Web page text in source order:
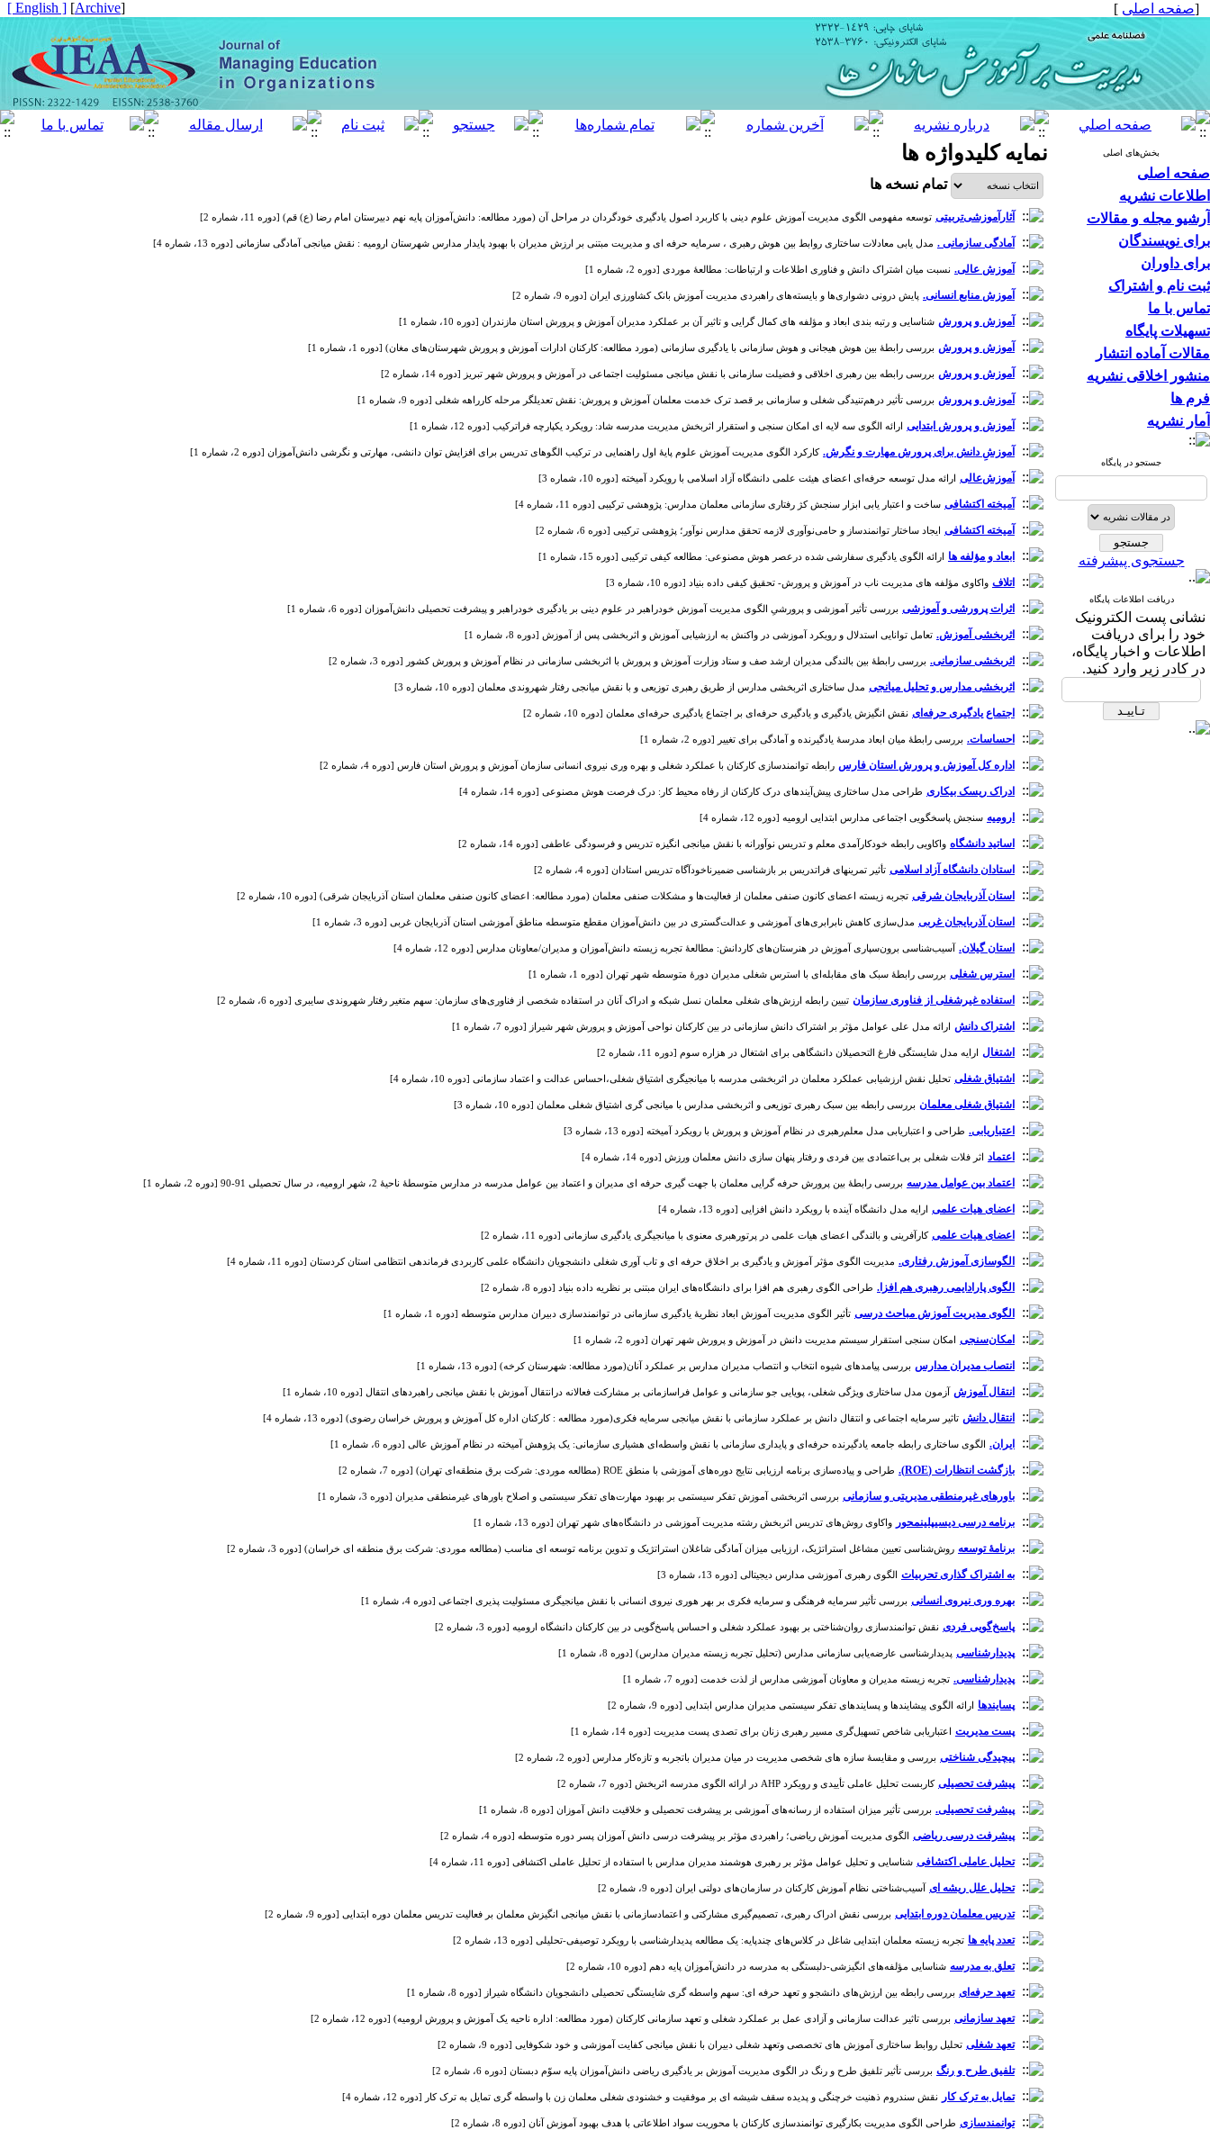
[صفحه اصلی ]
[
Archive
]
[ English ]
بخش‌های اصلی
صفحه اصلی
اطلاعات نشریه
آرشیو مجله و مقالات
برای نویسندگان
برای داوران
ثبت نام و اشتراک
تماس با ما
تسهیلات پایگاه
مقالات آماده انتشار
منشور اخلاقی نشریه
فرم ها
آمار نشریه
جستجو در پایگاه
جستجوی پیشرفته
دریافت اطلاعات پایگاه
نشانی پست الکترونیک
خود را برای دریافت
اطلاعات و اخبار پایگاه،
در کادر زیر وارد کنید.
نمایه کلیدواژه ها
تمام نسخه ها
آثارآموزشی‌تربیتی توسعه مفهومی الگوی مدیریت آموزش علوم دینی با کاربرد اصول یادگیری خودگردان در مراحل آن (مورد مطالعه: دانش‌آموزان پایه نهم دبیرستان امام رضا (ع) قم) [دوره 11، شماره 2]
آمادگی سازمانی . مدل یابی معادلات ساختاری روابط بین هوش رهبری ، سرمایه حرفه ای و مدیریت مبتنی بر ارزش مدیران با بهبود پایدار مدارس شهرستان ارومیه : نقش میانجی آمادگی سازمانی [دوره 13، شماره 4]
آموزش عالی. نسبت میان اشتراک دانش و فناوری اطلاعات و ارتباطات: مطالعۀ موردی [دوره 2، شماره 1]
آموزش منابع انسانی. پایش درونی دشواری‌ها و بایسته‌های راهبردی مدیریت آموزش بانک کشاورزی ایران [دوره 9، شماره 2]
آموزش و پرورش شناسایی و رتبه بندی ابعاد و مؤلفه های کمال گرایی و تاثیر آن بر عملکرد مدیران آموزش و پرورش استان مازندران [دوره 10، شماره 1]
آموزش و پرورش بررسی رابطۀ بین هوش هیجانی و هوش سازمانی با یادگیری سازمانی (مورد مطالعه: کارکنان ادارات آموزش و پرورش شهرستان‌های مغان) [دوره 1، شماره 1]
آموزش و پرورش بررسی رابطه بین رهبری اخلاقی و فضیلت سازمانی با نقش میانجی مسئولیت اجتماعی در آموزش و پرورش شهر تبریز [دوره 14، شماره 2]
آموزش و پرورش بررسی تأثیر درهم‌تنیدگی شغلی و سازمانی بر قصد ترک خدمت معلمان آموزش و پرورش: نقش تعدیلگر مرحله کارراهه شغلی [دوره 9، شماره 1]
آموزش و پرورش ابتدایی ارائه الگوی سه لایه ای امکان سنجی و استقرار اثربخش مدیریت مدرسه شاد: رویکرد یکپارچه فراترکیب [دوره 12، شماره 1]
آموزشِ‌ دانش برای پرورش مهارت و نگرش. کارکرد الگوی مدیریت آموزش علوم پایۀ اول راهنمایی در ترکیب الگوهای تدریس برای افزایش توان دانشی، مهارتی و نگرشی دانش‌آموزان [دوره 2، شماره 1]
آموزش‌عالی ارائه مدل توسعه حرفه‌ای اعضای هیئت علمی دانشگاه آزاد اسلامی با رویکرد آمیخته [دوره 10، شماره 3]
آمیخته اکتشافی ساخت و اعتبار یابی ابزار سنجش کژ رفتاری سازمانی معلمان مدارس: پژوهشی ترکیبی [دوره 11، شماره 4]
آمیخته اکتشافی ایجاد ساختار توانمندساز و حامی‌نوآوری لازمه تحقق مدارس نوآور؛ پژوهشی ترکیبی [دوره 6، شماره 2]
ابعاد و مؤلفه ها ارائه الگوی یادگیری سفارشی شده درعصر هوش مصنوعی: مطالعه کیفی ترکیبی [دوره 15، شماره 1]
اتلاف واکاوی مؤلفه های مدیریت ناب در آموزش و پرورش- تحقیق کیفی داده بنیاد [دوره 10، شماره 3]
اثرات پرورشی و آموزشی بررسی تأثیر آموزشی و پرورشیِ الگوی مدیریت آموزش خودراهبر در علوم دینی بر یادگیری خودراهبر و پیشرفت تحصیلی دانش‌آموزان [دوره 6، شماره 1]
اثربخشی آموزش. تعامل توانایی استدلال و رویکرد آموزشی در واکنش به ارزشیابی آموزش و اثربخشی پس از آموزش [دوره 8، شماره 1]
اثربخشی سازمانی. بررسی رابطۀ بین بالندگی مدیران ارشد صف و ستاد وزارت آموزش و پرورش با اثربخشی سازمانی در نظام آموزش و پرورش کشور [دوره 3، شماره 2]
اثربخشی مدارس و تحلیل میانجی مدل ساختاری اثربخشی مدارس از طریق رهبری توزیعی و با نقش میانجی رفتار شهروندی معلمان [دوره 10، شماره 3]
اجتماع یادگیری حرفه‌ای نقش انگیزش ‌یادگیری و یادگیری ‌حرفه‌ای بر اجتماع یادگیری حرفه‌ای معلمان [دوره 10، شماره 2]
احساسات. بررسی رابطۀ میان ابعاد مدرسۀ یادگیرنده و آمادگی برای تغییر [دوره 2، شماره 1]
اداره کل آموزش و پرورش استان فارس رابطه توانمندسازی کارکنان با عملکرد شغلی و بهره وری نیروی انسانی سازمان آموزش و پرورش استان فارس [دوره 4، شماره 2]
ادراک ریسک بیکاری طراحی مدل ساختاری پیش‌آیندهای درک کارکنان از رفاه محیط کار: درک فرصت هوش مصنوعی [دوره 14، شماره 4]
ارومیه سنجش پاسخگویی اجتماعی مدارس ابتدایی ارومیه [دوره 12، شماره 4]
اساتید دانشگاه واکاویی رابطه خودکارآمدی معلم و تدریس نوآورانه با نقش میانجی انگیزه تدریس و فرسودگی عاطفی [دوره 14، شماره 2]
استادان دانشگاه آزاد اسلامی تأثیر تمرینهای فراتدریس بر بازشناسی ضمیرناخودآگاه تدریس استادان [دوره 4، شماره 2]
استان آذربایجان شرقی تجربه زیسته اعضای کانون صنفی معلمان از فعالیت‌ها و مشکلات صنفی معلمان (مورد مطالعه: اعضای کانون صنفی معلمان استان آذربایجان شرقی) [دوره 10، شماره 2]
استان آذربایجان غربی مدل‌سازی کاهش نابرابری‌های آموزشی و عدالت‌گستری در بین دانش‌آموزان مقطع متوسطه مناطق آموزشی استان آذربایجان غربی [دوره 3، شماره 1]
استان گیلان. آسیب‌شناسی برون‌سپاری آموزش در هنرستان‌های کاردانش: مطالعۀ تجربه زیسته دانش‌آموزان و مدیران/معاونان مدارس [دوره 12، شماره 4]
استرس شغلی بررسی رابطۀ سبک های مقابله‌ای با استرس شغلی مدیران دورۀ متوسطه شهر تهران [دوره 1، شماره 1]
استفاده غیرشغلی از فناوری سازمان تبیین رابطه ارزش‌های شغلی معلمان نسل شبکه و ادراک آنان در استفاده شخصی از فناوری‌های سازمان: سهم متغیر رفتار شهروندی سایبری [دوره 6، شماره 2]
اشتراک دانش ارائه مدل علی عوامل مؤثر بر اشتراک دانش سازمانی در بین کارکنان نواحی آموزش و پرورش شهر شیراز [دوره 7، شماره 1]
اشتغال ارایه مدل شایستگی فارغ التحصیلان دانشگاهی برای اشتغال در هزاره سوم [دوره 11، شماره 2]
اشتیاق شغلی تحلیل نقش ارزشیابی عملکرد معلمان در اثربخشی مدرسه با میانجیگری اشتیاق شغلی،احساس عدالت و اعتماد سازمانی [دوره 10، شماره 4]
اشتیاق شغلی معلمان بررسی رابطه بین سبک رهبری توزیعی و اثربخشی مدارس با میانجی گری اشتیاق شغلی معلمان [دوره 10، شماره 3]
اعتباریابی. طراحی و اعتباریابی مدل معلم‌رهبری در نظام آموزش و پرورش با رویکرد آمیخته [دوره 13، شماره 3]
اعتماد اثر فلات شغلی بر بی‌اعتمادی بین فردی و رفتار پنهان سازی دانش معلمان ورزش [دوره 14، شماره 4]
اعتماد بین عوامل مدرسه بررسی رابطۀ بین پرورش حرفه گرایی معلمان با جهت گیری حرفه ای مدیران و اعتماد بین عوامل مدرسه در مدارس متوسطۀ ناحیۀ 2، شهر ارومیه، در سال تحصیلی 91-90 [دوره 2، شماره 1]
اعضای هیات علمی ارایه مدل دانشگاه آینده با رویکرد دانش افزایی [دوره 13، شماره 4]
اعضای هیات علمی کارآفرینی و بالندگی اعضای هیات علمی در پرتورهبری معنوی با میانجیگری یادگیری سازمانی [دوره 11، شماره 2]
الگوسازی آموزش رفتاری. مدیریت الگوی مؤثر آموزش و یادگیری بر اخلاق حرفه ای و تاب آوری شغلی دانشجویان دانشگاه علمی کاربردی فرماندهی انتظامی استان کردستان [دوره 11، شماره 4]
الگوی پارادایمی رهبری هم افزا. طراحی الگوی رهبری هم افزا برای دانشگاه‌های ایران مبتنی بر نظریه داده بنیاد [دوره 8، شماره 2]
الگوی مدیریت آموزش مباحث درسی تأثیر الگوی مدیریت آموزش ابعاد نظریۀ یادگیری سازمانی در توانمندسازی دبیران مدارس متوسطه [دوره 1، شماره 1]
امکان‌سنجی امکان سنجی استقرار سیستم مدیریت دانش در آموزش و پرورش شهر تهران [دوره 2، شماره 1]
انتصاب مدیران مدارس بررسی پیامدهای شیوه انتخاب و انتصاب مدیران مدارس بر عملکرد آنان(مورد مطالعه: شهرستان کرخه) [دوره 13، شماره 1]
انتقال آموزش آزمون مدل ساختاری ویژگی شغلی، پویایی جو سازمانی و عوامل فراسازمانی بر مشارکت فعالانه درانتقال آموزش با نقش میانجی راهبردهای انتقال [دوره 10، شماره 1]
انتقال دانش تاثیر سرمایه اجتماعی و انتقال دانش بر عملکرد سازمانی با نقش میانجی سرمایه فکری(مورد مطالعه : کارکنان اداره کل آموزش و پرورش خراسان رضوی) [دوره 13، شماره 4]
ایران. الگوی ساختاری رابطه جامعه یادگیرنده حرفه‌ای و پایداری سازمانی با نقش واسطه‌ای هشیاری سازمانی: یک پژوهش آمیخته در نظام آموزش عالی [دوره 6، شماره 1]
بازگشت انتظارات (ROE). طراحی و پیاده‌سازی برنامه ارزیابی نتایج دوره‌های‌ آموزشی با منطق ROE (مطالعه موردی: شرکت برق منطقه‌ای تهران) [دوره 7، شماره 2]
باورهای غیرمنطقی مدیریتی و سازمانی بررسی اثربخشی آموزش تفکر سیستمی بر بهبود مهارت‌های تفکر سیستمی و اصلاح باورهای غیرمنطقی مدیران [دوره 3، شماره 1]
برنامه درسی دیسیپلین‎محور واکاوی روش‌های تدریس اثربخش رشته مدیریت آموزشی در دانشگاه‌های شهر تهران [دوره 13، شماره 1]
برنامۀ توسعه روش‌شناسی تعیین مشاغل استراتژیک، ارزیابی میزان آمادگی شاغلان استراتژیک و تدوین برنامه توسعه ای مناسب (مطالعه موردی: شرکت برق منطقه ای خراسان) [دوره 3، شماره 2]
به اشتراک گذاری تحربیات الگوی رهبری آموزشی مدارس دیجیتالی [دوره 13، شماره 3]
بهره وری نیروی انسانی بررسی تأثیر سرمایه فرهنگی و سرمایه فکری بر بهر هوری نیروی انسانی با نقش میانجیگری مسئولیت پذیری اجتماعی [دوره 4، شماره 1]
پاسخ‌گویی فردی نقش توانمندسازی روان‌شناختی بر بهبود عملکرد شغلی و احساس پاسخ‌گویی در بین کارکنان دانشگاه ارومیه [دوره 3، شماره 2]
پدیدارشناسی پدیدارشناسی عارضه‌یابی سازمانی مدارس (تحلیل تجربه زیسته مدیران مدارس) [دوره 8، شماره 1]
پدیدارشناسی. تجربه زیسته مدیران و معاونان آموزشی مدارس از لذت خدمت [دوره 7، شماره 1]
پسایندها ارائه الگوی پیشایندها و پسایندهای تفکر سیستمی مدیران مدارس ابتدایی [دوره 9، شماره 2]
پست مدیریت اعتباریابی شاخص تسهیل‌گری مسیر رهبری زنان برای تصدی پست مدیریت [دوره 14، شماره 1]
پیچیدگی شناختی بررسی و مقایسۀ سازه های شخصی مدیریت در میان مدیران با‌تجربه و تازه‌کار مدارس [دوره 2، شماره 2]
پیشرفت تحصیلی کاربست تحلیل عاملی تأییدی و رویکرد AHP در ارائه الگوی مدرسه اثربخش [دوره 7، شماره 2]
پیشرفت تحصیلی. بررسی تأثیر میزان استفاده از رسانه‌های آموزشی بر پیشرفت تحصیلی و خلاقیت دانش آموزان [دوره 8، شماره 1]
پیشرفت درسی ریاضی الگوی مدیریت آموزش ریاضی؛ راهبردی مؤثر بر پیشرفت درسی دانش آموزان پسر دوره متوسطه [دوره 4، شماره 2]
تحلیل عاملی اکتشافی شناسایی و تحلیل عوامل مؤثر بر رهبری هوشمند مدیران مدارس با استفاده از تحلیل عاملی اکتشافی [دوره 11، شماره 4]
تحلیل علل ریشه ای آسیب‌شناختی نظام آموزش کارکنان در سازمان‌های دولتی ایران [دوره 9، شماره 2]
تدریس معلمان دوره ابتدایی بررسی نقش ادراک رهبری، تصمیم‌گیری مشارکتی و اعتمادسازمانی با نقش میانجی انگیزش معلمان بر فعالیت تدریس معلمان دوره ابتدایی [دوره 9، شماره 2]
تعدد پایه ها تجربه‌ زیسته معلمان ابتدایی شاغل در کلاس‌های چندپایه: یک مطالعه پدیدارشناسی با رویکرد توصیفی-تحلیلی [دوره 13، شماره 2]
تعلق به مدرسه شناسایی مؤلفه‌های انگیزشی-دلبستگی به مدرسه در دانش‌آموزان پایه دهم [دوره 10، شماره 2]
تعهد حرفه‌ای بررسی رابطه بین ارزش‌های دانشجو و تعهد حرفه ای: سهم واسطه گری شایستگی تحصیلی دانشجویان دانشگاه شیراز [دوره 8، شماره 1]
تعهد سازمانی بررسی تاثیر عدالت سازمانی و آزادی عمل بر عملکرد شغلی و تعهد سازمانی کارکنان (مورد مطالعه: اداره ناحیه یک آموزش و پرورش ارومیه) [دوره 12، شماره 2]
تعهد شغلی تحلیل روابط ساختاری آموزش های تخصصی وتعهد شغلی دبیران با نقش میانجی کفایت آموزشی و خود شکوفایی [دوره 9، شماره 2]
تلفیق طرح و رنگ بررسی تأثیر تلفیق طرح و رنگ در الگوی مدیریت آموزش بر یادگیری ریاضی دانش‌آموزان پایه سوّم دبستان [دوره 6، شماره 2]
تمایل به ترک کار نقش سندروم ذهنیت خرچنگی و پدیده سقف شیشه ای بر موفقیت و خشنودی شغلی معلمان زن با واسطه گری تمایل به ترک کار [دوره 12، شماره 4]
توانمندسازی طراحی الگوی مدیریت بکارگیری توانمندسازی کارکنان با محوریت سواد اطلاعاتی با هدف بهبود آموزش آنان [دوره 8، شماره 2]